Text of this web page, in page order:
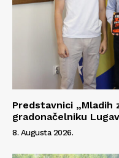
Predstavnici „Mladih
gradonačelniku
8. Augusta 2026.